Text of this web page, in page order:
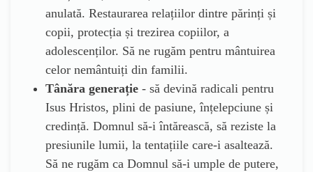
anulată. Restaurarea relațiilor dintre părinți și
copii, protecția și trezirea copiilor, a
adolescenților. Să ne rugăm pentru mântuirea
celor nemântuiți din familii.
Tânăra generație - să devină radicali pentru
Isus Hristos, plini de pasiune, înțelepciune și
credință. Domnul să-i întărească, să reziste la
presiunile lumii, la tentațiile care-i asaltează.
Să ne rugăm ca Domnul să-i umple de putere,